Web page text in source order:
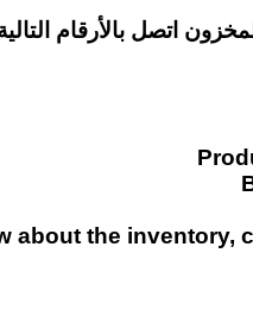
اتصل بالأرقام
about the inventory,